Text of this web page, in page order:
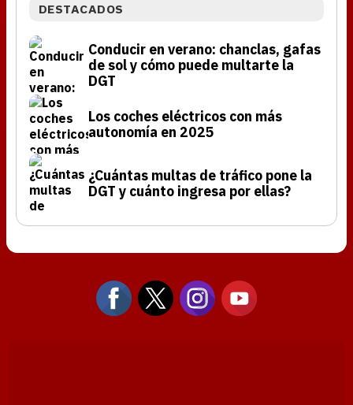
DESTACADOS
Conducir en verano: chanclas, gafas
de sol y cómo puede multarte la
DGT
Los coches eléctricos con más
autonomía en 2025
¿Cuántas multas de tráfico pone la
DGT y cuánto ingresa por ellas?